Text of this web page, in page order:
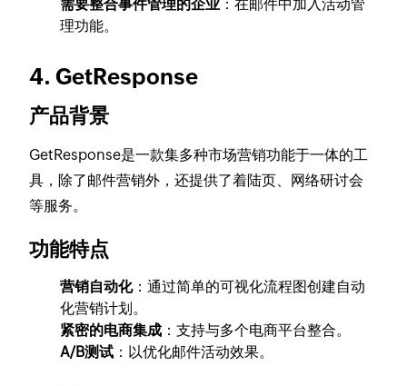
需要整合事件管理的企业 ：在邮件中加入活动管
理功能。
4. GetResponse
产品背景
GetResponse是一款集多种市场营销功能于一体的工
具，除了邮件营销外，还提供了着陆页、网络研讨会
等服务。
功能特点
营销自动化：通过简单的可视化流程图创建自动
化营销计划。
紧密的电商集成 ：支持与多个电商平台整合。
A/B测试 ：以优化邮件活动效果。